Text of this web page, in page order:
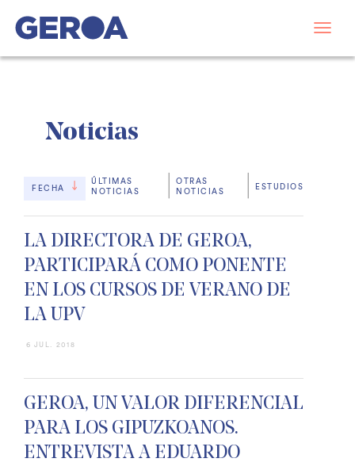
Noticias
FECHA
ÚLTIMAS
NOTICIAS
OTRAS
NOTICIAS
ESTUDIOS
LA DIRECTORA DE GEROA,
PARTICIPARÁ COMO PONENTE
EN LOS CURSOS DE VERANO DE
LA UPV
6 JUL. 2018
GEROA, UN VALOR DIFERENCIAL
PARA LOS GIPUZKOANOS.
ENTREVISTA A EDUARDO